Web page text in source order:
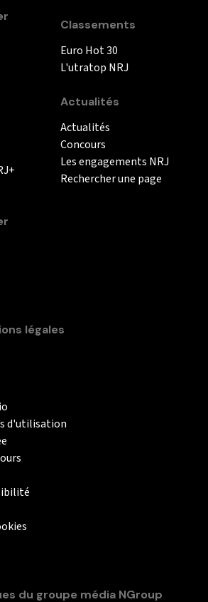
Classements
Euro Hot 30
L'utratop NRJ
Actualités
Actualités
Concours
Les engagements NRJ
Rechercher une page
légales
d'utilisation
du groupe média NGroup